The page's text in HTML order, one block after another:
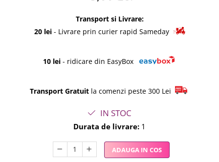
Transport si Livrare:
20 lei- Livrare prin curier rapid Sameday
10 lei- ridicare din EasyBox
Transport Gratuit la comenzi peste 300 Lei
IN STOC
Durata de livrare: 1
ADAUGA IN COS